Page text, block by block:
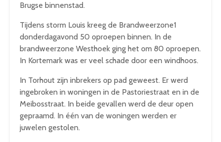
Brugse binnenstad.
Tijdens storm Louis kreeg de Brandweerzone1
donderdagavond 50 oproepen binnen. In de
brandweerzone Westhoek ging het om 80 oproepen.
In Kortemark was er veel schade door een windhoos.
In Torhout zijn inbrekers op pad geweest. Er werd
ingebroken in woningen in de Pastoriestraat en in de
Meibosstraat. In beide gevallen werd de deur open
gepraamd. In één van de woningen werden er
juwelen gestolen.